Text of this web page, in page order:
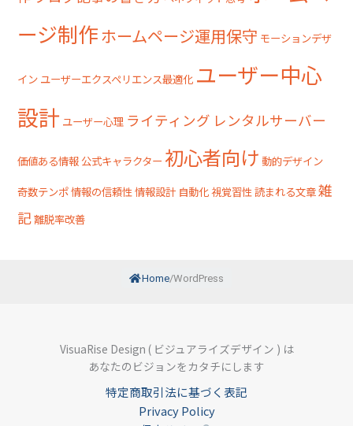
ージ制作ホームページ運用保守 モーションデザ
イン ユーザーエクスペリエンス最適化 ユーザー中心
設計 ユーザー心理 ライティング レンタルサーバー
価値ある情報 公式キャラクター 初心者向け 動的デザイン
奇数テンポ情報の信頼性 情報設計 自動化視覚習性 読まれる文章雑
記離脱率改善
Home/WordPress
VisuaRise Design ( ビジュアライズデザイン ) は
あなたのビジョンをカタチにします
特定商取引法に基づく表記
Privacy Policy